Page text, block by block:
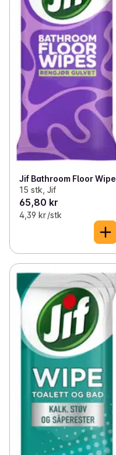
Jif Bathroom Floor Wipe
15 stk, Jif
65,80 kr
4,39 kr /stk